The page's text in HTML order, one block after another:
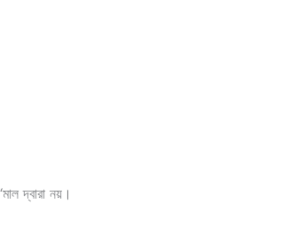
দ্বারা নয়।